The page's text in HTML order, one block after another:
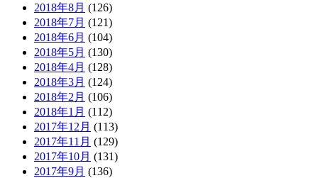
2018年8月 (126)
2018年7月 (121)
2018年6月 (104)
2018年5月 (130)
2018年4月 (128)
2018年3月 (124)
2018年2月 (106)
2018年1月 (112)
2017年12月 (113)
2017年11月 (129)
2017年10月 (131)
2017年9月 (136)